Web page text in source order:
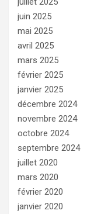
juin 2025
mai 2025
avril 2025
mars 2025
février 2025
janvier 2025
décembre 2024
novembre 2024
octobre 2024
septembre 2024
juillet 2020
mars 2020
février 2020
janvier 2020